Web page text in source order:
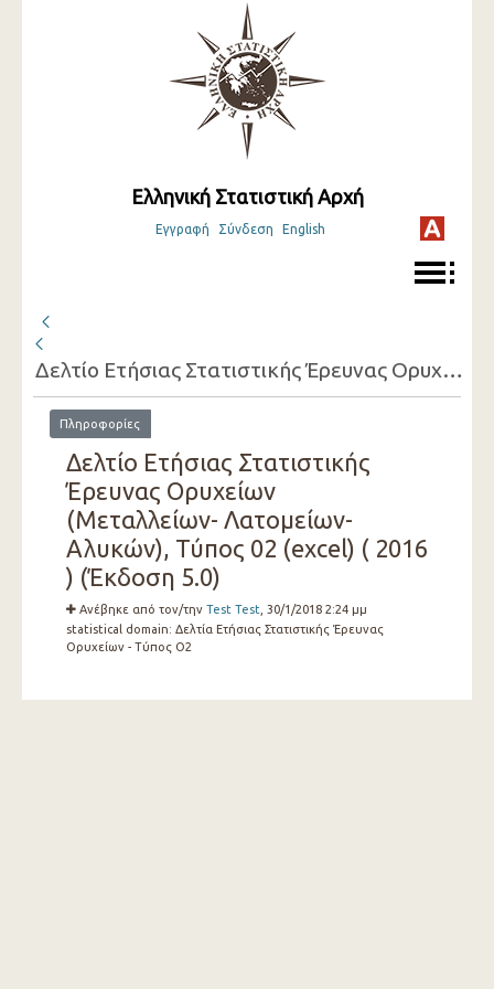
Ελληνική Στατιστική Αρχή
Εγγραφή Σύνδεση English
Δελτίο Ετήσιας Στατιστικής Έρευνας Ορυχείων (Μεταλλείων- Λατομείων- Αλυκών), Τύπος 02 (excel) ( 2016 )
Πληροφορίες
Δελτίο Ετήσιας Στατιστικής
Έρευνας Ορυχείων
(Μεταλλείων- Λατομείων-
Αλυκών), Τύπος 02 (excel) ( 2016
) (Έκδοση 5.0)
Ανέβηκε από τον/την Test Test , 30/1/2018 2:24 μμ
statistical domain: Δελτία Ετήσιας Στατιστικής Έρευνας
Ορυχείων - Τύπος Ο2